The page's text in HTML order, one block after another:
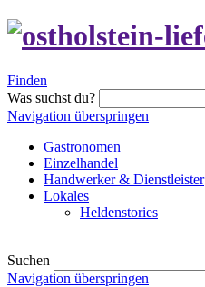
Finden
Was suchst du?
Navigation überspringen
Gastronomen
Einzelhandel
Handwerker & Dienstleister
Lokales
Heldenstories
Suchen
Navigation überspringen